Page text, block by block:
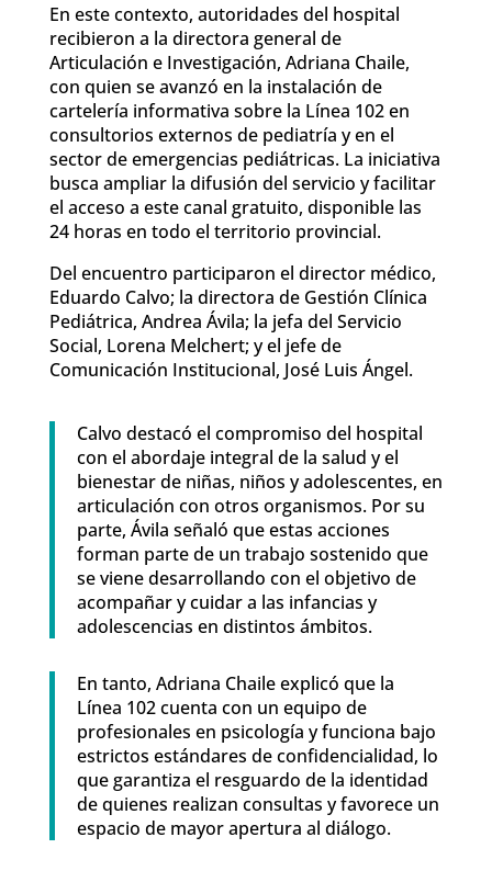
En este contexto, autoridades del hospital
recibieron a la directora general de
Articulación e Investigación, Adriana Chaile,
con quien se avanzó en la instalación de
cartelería informativa sobre la Línea 102 en
consultorios externos de pediatría y en el
sector de emergencias pediátricas. La iniciativa
busca ampliar la difusión del servicio y facilitar
el acceso a este canal gratuito, disponible las
24 horas en todo el territorio provincial.
Del encuentro participaron el director médico,
Eduardo Calvo; la directora de Gestión Clínica
Pediátrica, Andrea Ávila; la jefa del Servicio
Social, Lorena Melchert; y el jefe de
Comunicación Institucional, José Luis Ángel.
Calvo destacó el compromiso del hospital
con el abordaje integral de la salud y el
bienestar de niñas, niños y adolescentes, en
articulación con otros organismos. Por su
parte, Ávila señaló que estas acciones
forman parte de un trabajo sostenido que
se viene desarrollando con el objetivo de
acompañar y cuidar a las infancias y
adolescencias en distintos ámbitos.
En tanto, Adriana Chaile explicó que la
Línea 102 cuenta con un equipo de
profesionales en psicología y funciona bajo
estrictos estándares de confidencialidad, lo
que garantiza el resguardo de la identidad
de quienes realizan consultas y favorece un
espacio de mayor apertura al diálogo.